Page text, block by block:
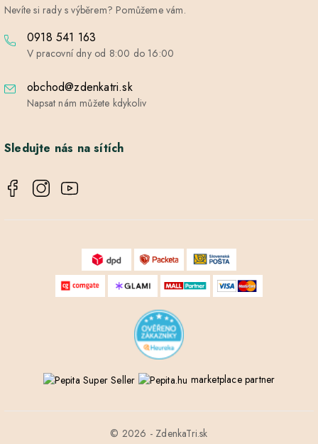
Nevíte si rady s výběrem? Pomůžeme vám.
0918 541 163
V pracovní dny od 8:00 do 16:00
obchod@zdenkatri.sk
Napsat nám můžete kdykoliv
Sledujte nás na sítích
marketplace partner
© 2026 - ZdenkaTri.sk